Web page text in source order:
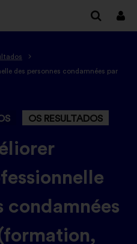
des personnes condamnées par
OS RESULTADOS
condamnées